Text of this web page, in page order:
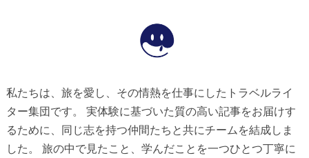
私たちは、旅を愛し、その情熱を仕事にしたトラベルライ
ター集団です。 実体験に基づいた質の高い記事をお届けす
るために、同じ志を持つ仲間たちと共にチームを結成しま
した。 旅の中で見たこと、学んだことを一つひとつ丁寧に